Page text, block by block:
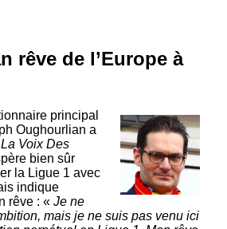
rêve de l’Europe à
principal
Oughourlian a
La Voix Des
bien sûr
la Ligue 1 avec
indique
rêve : «Je ne
mais je ne suis pas venu ici